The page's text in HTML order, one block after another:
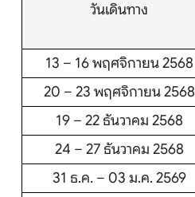
วันเดินทาง
13 – 16 พฤศจิกายน 2568
20 – 23 พฤศจิกายน 2568
19 – 22 ธันวาคม 2568
24 – 27 ธันวาคม 2568
31 ธ.ค. – 03 ม.ค. 2569